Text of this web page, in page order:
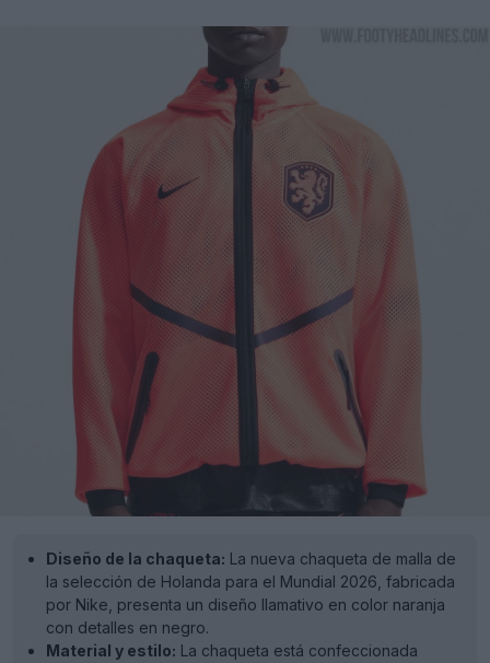
Diseño de la chaqueta: La nueva chaqueta de malla de
la selección de Holanda para el Mundial 2026, fabricada
por Nike, presenta un diseño llamativo en color naranja
con detalles en negro.
Material y estilo: La chaqueta está confeccionada